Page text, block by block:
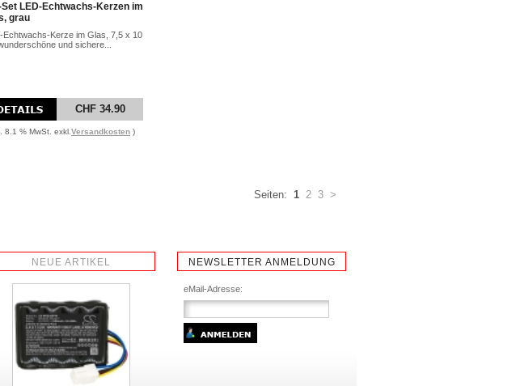
LED-Echtwachs-Kerzen im
grau
Echtwachs-Kerze im Glas, 7,5 x 10
und sichere...
CHF 34.90
8.1 % MwSt. exkl. Versandkosten )
Seiten: 1 2 3 >
NEUE ARTIKEL NEWSLETTER ANMELDUNG
eMail-Adresse: